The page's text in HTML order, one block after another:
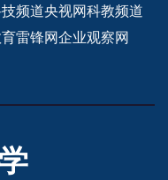
频道央视网科教频道
雷锋网企业观察网